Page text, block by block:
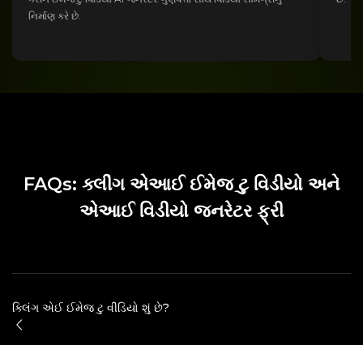
નિર્માણ કરે છે.
FAQs: ક્લીંગ એઆઈ ઈમેજ ટુ વિડીયો અને
એઆઈ વિડીયો જનરેટર ફ્રી
ક્લિંગ એઈ ઈમેજ ટુ વીડિયો શું છે?